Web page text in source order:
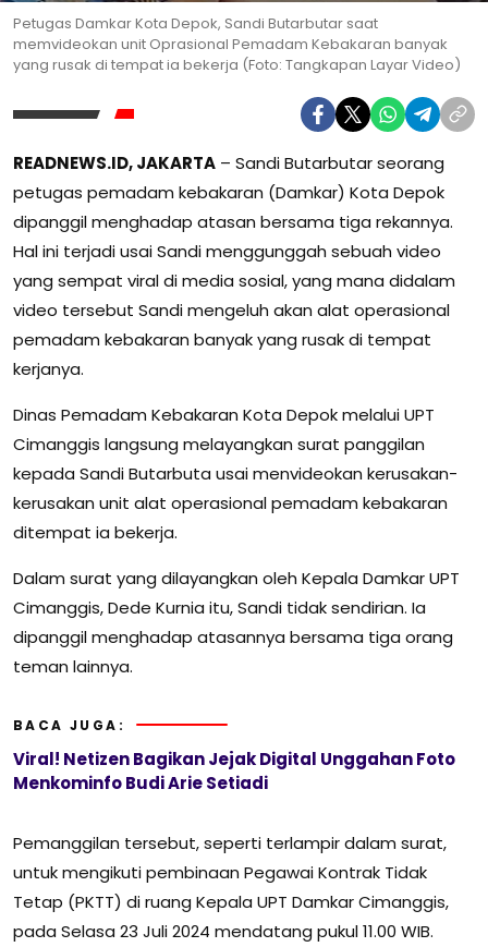
Petugas Damkar Kota Depok, Sandi Butarbutar saat
memvideokan unit Oprasional Pemadam Kebakaran banyak
yang rusak di tempat ia bekerja (Foto: Tangkapan Layar Video)
READNEWS.ID, JAKARTA – Sandi Butarbutar seorang
petugas pemadam kebakaran (Damkar) Kota Depok
dipanggil menghadap atasan bersama tiga rekannya.
Hal ini terjadi usai Sandi menggunggah sebuah video
yang sempat viral di media sosial, yang mana didalam
video tersebut Sandi mengeluh akan alat operasional
pemadam kebakaran banyak yang rusak di tempat
kerjanya.
Dinas Pemadam Kebakaran Kota Depok melalui UPT
Cimanggis langsung melayangkan surat panggilan
kepada Sandi Butarbuta usai menvideokan kerusakan-
kerusakan unit alat operasional pemadam kebakaran
ditempat ia bekerja.
Dalam surat yang dilayangkan oleh Kepala Damkar UPT
Cimanggis, Dede Kurnia itu, Sandi tidak sendirian. Ia
dipanggil menghadap atasannya bersama tiga orang
teman lainnya.
BACA JUGA:
Viral! Netizen Bagikan Jejak Digital Unggahan Foto
Menkominfo Budi Arie Setiadi
Pemanggilan tersebut, seperti terlampir dalam surat,
untuk mengikuti pembinaan Pegawai Kontrak Tidak
Tetap (PKTT) di ruang Kepala UPT Damkar Cimanggis,
pada Selasa 23 Juli 2024 mendatang pukul 11.00 WIB.